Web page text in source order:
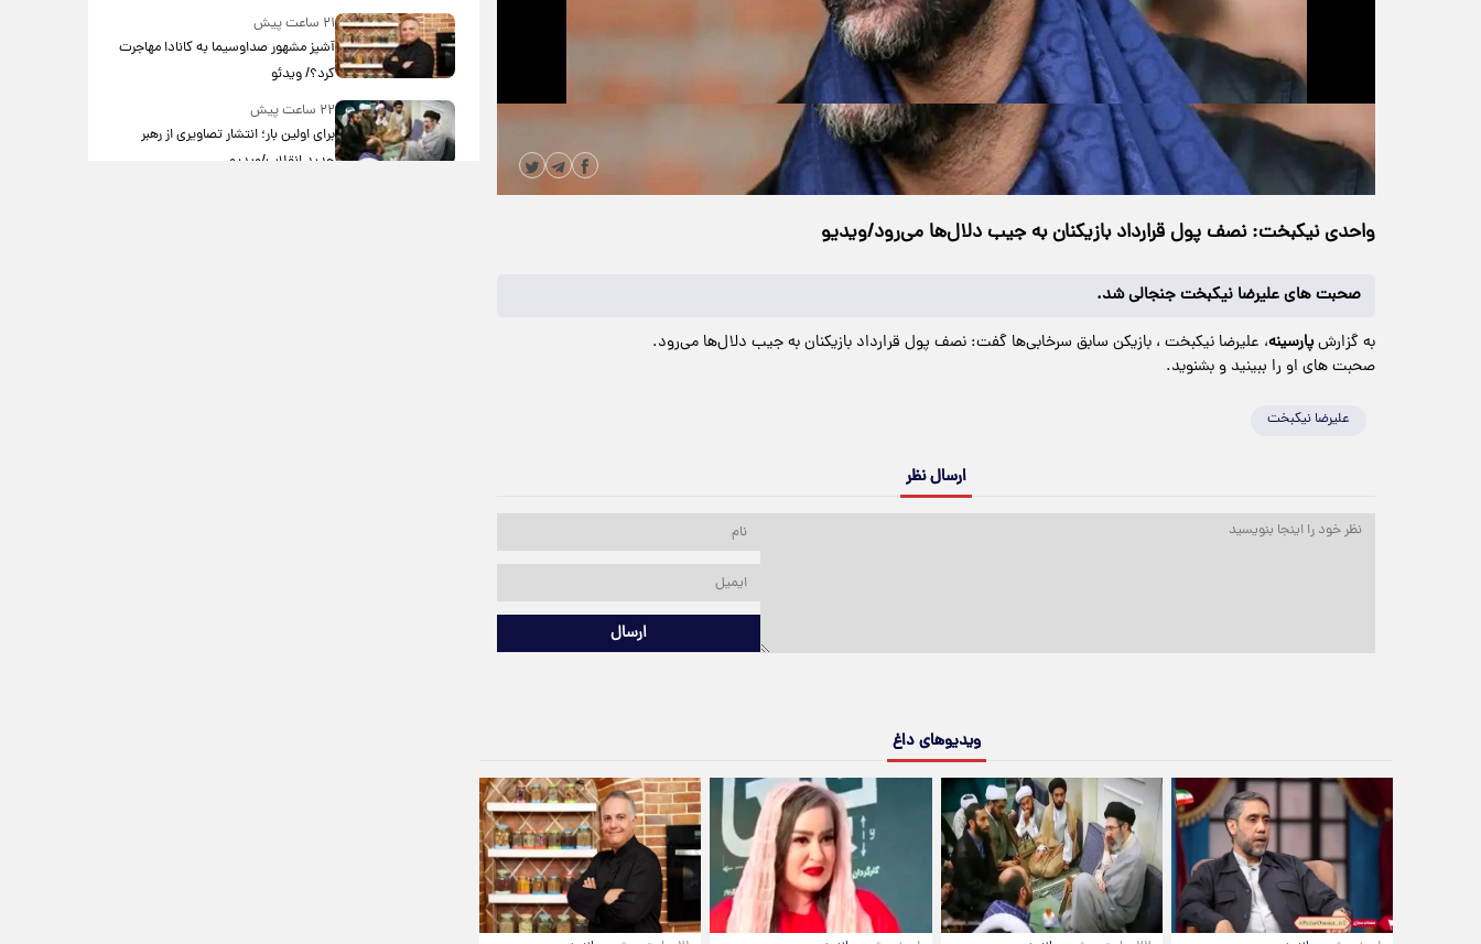
حجم ویدیو: 7.86M |مدت زمان ویدیو: 00:01:28
۰۰:۳۳
واحدی نیکبخت: نصف پول قرارداد بازیکنان به جیب دلال‌‌ها می‌رود/ویدیو
صحبت های علیرضا نیکبخت جنجالی شد.
به گزارشپارسینه، علیرضا نیکبخت ، بازیکن سابق سرخابی‌ها گفت: نصف پول قرارداد بازیکنان به جیب دلال‌‌ها می‌رود.
صحبت های او را ببینید و بشنوید.
علیرضا نیکبخت
ارسال نظر
ارسال
ویدیوهای داغ
۲۱ ساعت پیش
آشپز مشهور صداوسیما به کانادا مهاجرت
کرد؟/ ویدئو
۲۲ ساعت پیش
برای اولین بار؛ انتشار تصاویری از رهبر
جدید انقلاب/ویدیو